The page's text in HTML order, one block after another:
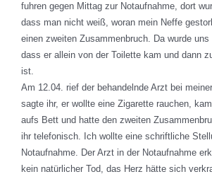
fuhren gegen Mittag zur Notaufnahme, dort
dass man nicht weiß, woran mein Neffe
einen zweiten Zusammenbruch. Da wurde
dass er allein von der Toilette kam und dann
ist.
Am 12.04. rief der behandelnde Arzt bei
sagte ihr, er wollte eine Zigarette rauchen,
aufs Bett und hatte den zweiten
ihr telefonisch. Ich wollte eine schriftliche
Notaufnahme. Der Arzt in der Notaufnahme
kein natürlicher Tod, das Herz hätte sich